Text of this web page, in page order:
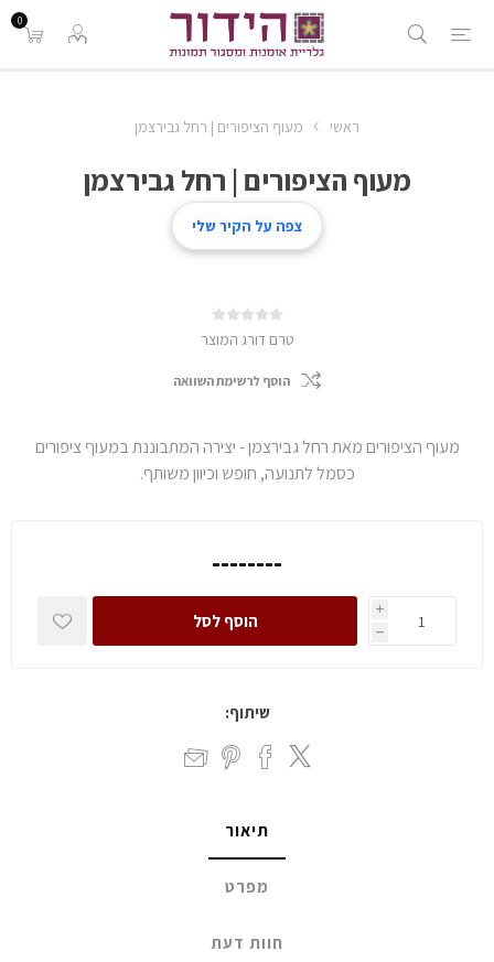
0
ראשי מעוף הציפורים | רחל גבירצמן
מעוף הציפורים | רחל גבירצמן
אמן: רחל גבירצמן
צפה על הקיר שלי
טרם דורג המוצר
הוסף לרשימת השוואה
מעוף הציפורים מאת רחל גבירצמן - יצירה המתבוננת במעוף ציפורים
כסמל לתנועה, חופש וכיוון משותף.
--------
i
h
הוסף לסל
שיתוף:
תיאור
מפרט
חוות דעת